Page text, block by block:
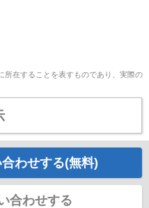
在することを表すものであり、実際の
わせする(無料)
合わせする